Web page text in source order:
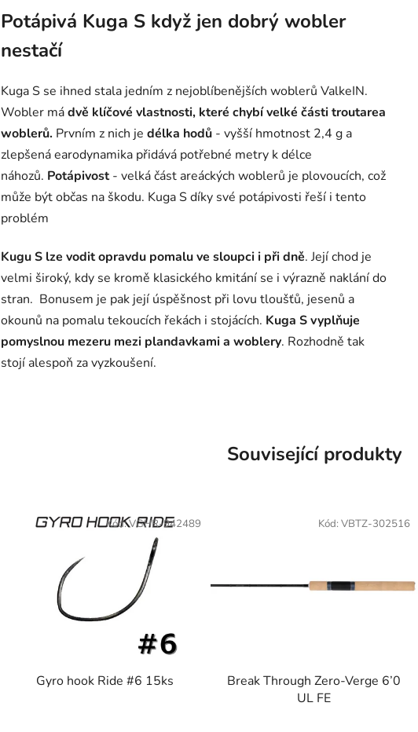
Potápivá Kuga S když jen dobrý wobler
nestačí
Kuga S se ihned stala jedním z nejoblíbenějších woblerů ValkeIN.
Wobler mádvě klíčové vlastnosti, které chybí velké části troutarea
woblerů. Prvním z nich je délka hodů - vyšší hmotnost 2,4 g a
zlepšená earodynamika přidává potřebné metry k délce
náhozů. Potápivost- velká část areáckých woblerů je plovoucích, což
může být občas na škodu. Kuga S díky své potápivosti řeší i tento
problém
Kugu S lze vodit opravdu pomalu ve sloupci i při dně. Její chod je
velmi široký, kdy se kromě klasického kmitání se i výrazně naklání do
stran. Bonusem je pak její úspěšnost při lovu tloušťů, jesenů a
okounů na pomalu tekoucích řekách i stojácích. Kuga S vyplňuje
pomyslnou mezeru mezi plandavkami a woblery. Rozhodně tak
stojí alespoň za vyzkoušení.
Související produkty
Gyro hook Ride #6 15ks
Kód:VGHR-942489
Break Through Zero-Verge 6’0
UL FE
Kód: VBTZ-302516